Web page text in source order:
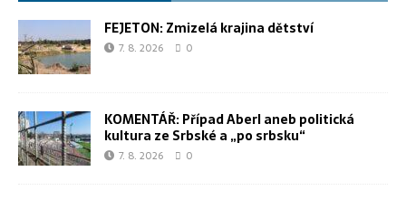
FEJETON: Zmizelá krajina dětství
7. 8. 2026 0
KOMENTÁŘ: Případ Aberl aneb politická
kultura ze Srbské a „po srbsku“
7. 8. 2026 0